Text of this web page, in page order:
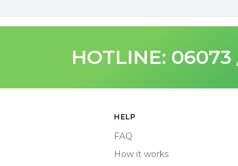
HOTLINE:
HELP
FAQ
How it works